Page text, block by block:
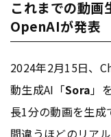
これまでの動
OpenAIが発表
2024年2月15日、
動生成AI「Sora」
長1分の動画を生成
間違うほどのリア